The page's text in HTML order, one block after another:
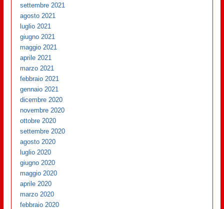
settembre 2021
agosto 2021
luglio 2021
giugno 2021
maggio 2021
aprile 2021
marzo 2021
febbraio 2021
gennaio 2021
dicembre 2020
novembre 2020
ottobre 2020
settembre 2020
agosto 2020
luglio 2020
giugno 2020
maggio 2020
aprile 2020
marzo 2020
febbraio 2020